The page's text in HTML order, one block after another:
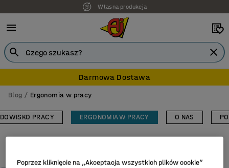
Własna produkcja
Darmowa Dostawa
Blog Ergonomia w pracy
PRACY ERGONOMIA W PRACY O NAS
Rozwiń tematy
Poprzez kliknięcie na „Akceptacja wszystkich plików cookie”